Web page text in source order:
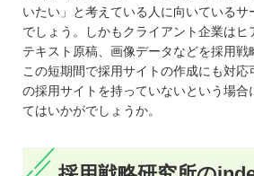
いたい」と考えている人に向いているサ
でしょう。しかもクライアント企業はヒ
テキスト原稿、画像データなどを採用戦
この短期間で採用サイトの作成にも対応
の採用サイトを持っていないという場合
てはいかがでしょうか。